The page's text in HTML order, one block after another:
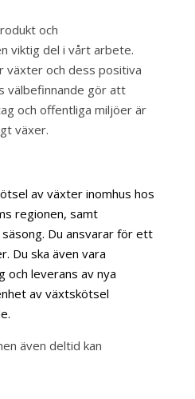
och
viktig del i vårt arbete.
växter och dess positiva
välbefinnande gör att
och offentliga miljöer är
växer.
av växter inomhus hos
regionen, samt
Du ansvarar för ett
Du ska även vara
och leverans av nya
av växtskötsel
även deltid kan